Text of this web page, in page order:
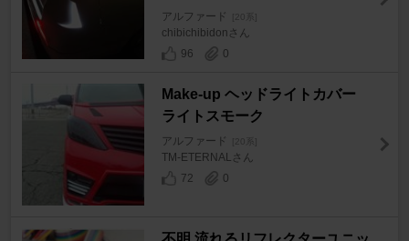
アルファード [20系]
chibichibidonさん
96
0
Make-up ヘッドライトカバー
ライトスモーク
アルファード [20系]
TM-ETERNALさん
72
0